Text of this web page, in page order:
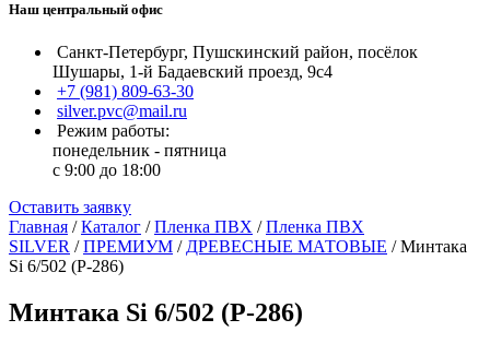
Наш центральный офис
Санкт-Петербург, Пушскинский район, посёлок
Шушары, 1-й Бадаевский проезд, 9с4
+7 (981) 809-63-30
silver.pvc@mail.ru
Режим работы:
понедельник - пятница
с 9:00 до 18:00
Оставить заявку
Главная /Каталог /Пленка ПВХ /Пленка ПВХ
SILVER /ПРЕМИУМ / ДРЕВЕСНЫЕ МАТОВЫЕ /Минтака
Si 6/502 (Р-286)
Минтака Si 6/502 (Р-286)